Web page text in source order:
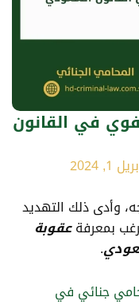
في القانون
1, 2024
وأدى ذلك التهديد
بمعرفةعقوبة
.
جنائي في